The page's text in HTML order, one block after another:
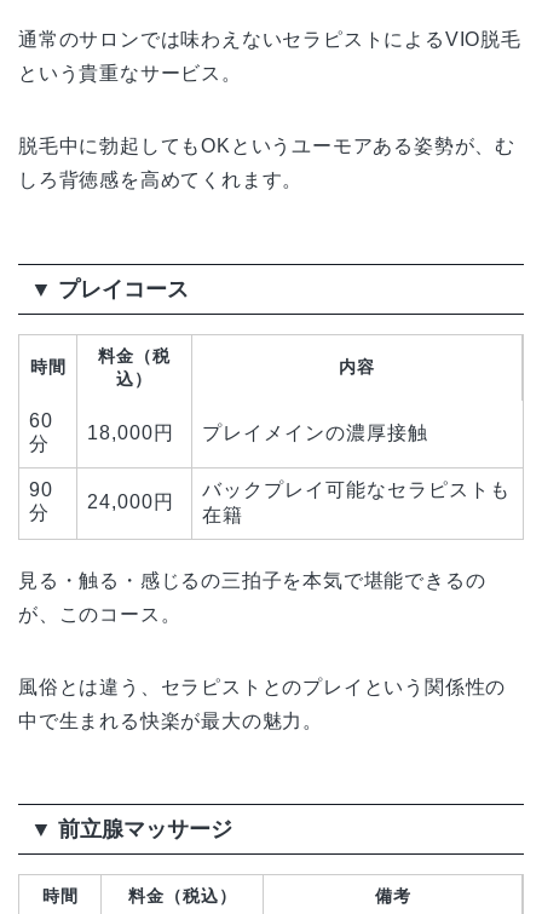
通常のサロンでは味わえないセラピストによるVIO脱毛
という貴重なサービス。
脱毛中に勃起してもOKというユーモアある姿勢が、む
しろ背徳感を高めてくれます。
▼ プレイコース
時間
料金（税
込）
内容
60
分
18,000円 プレイメインの濃厚接触
90
分
24,000円
バックプレイ可能なセラピストも
在籍
見る・触る・感じるの三拍子を本気で堪能できるの
が、このコース。
風俗とは違う、セラピストとのプレイという関係性の
中で生まれる快楽が最大の魅力。
▼ 前立腺マッサージ
時間 料金（税込） 備考